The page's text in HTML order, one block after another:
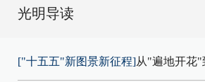
光明导读
["十五五"新图景新征程]从"遍地开花